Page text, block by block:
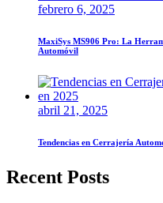
febrero 6, 2025
MaxiSys MS906 Pro: La
Automóvil
abril 21, 2025
Tendencias en Cerrajería
Recent Posts